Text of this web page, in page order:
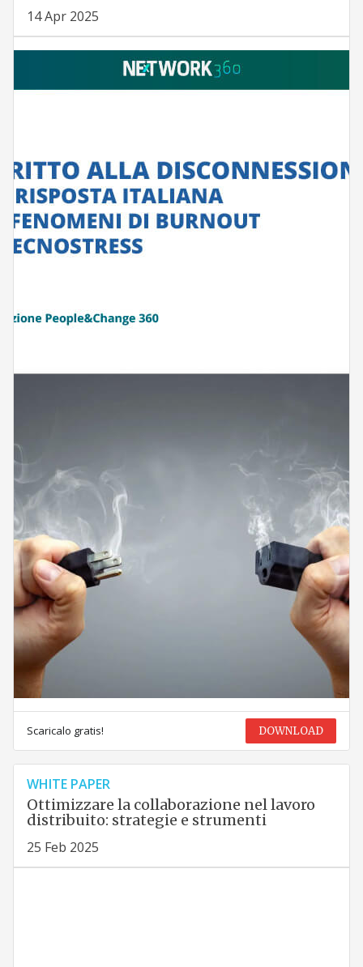
14 Apr 2025
Scaricalo gratis! DOWNLOAD
WHITE PAPER
Ottimizzare la collaborazione nel lavoro
distribuito: strategie e strumenti
25 Feb 2025